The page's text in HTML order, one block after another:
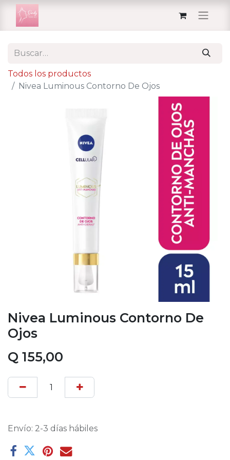
Todos los productos
Nivea Luminous Contorno De Ojos
Nivea Luminous Contorno De
Ojos
Q 155,00
Envío: 2-3 días hábiles